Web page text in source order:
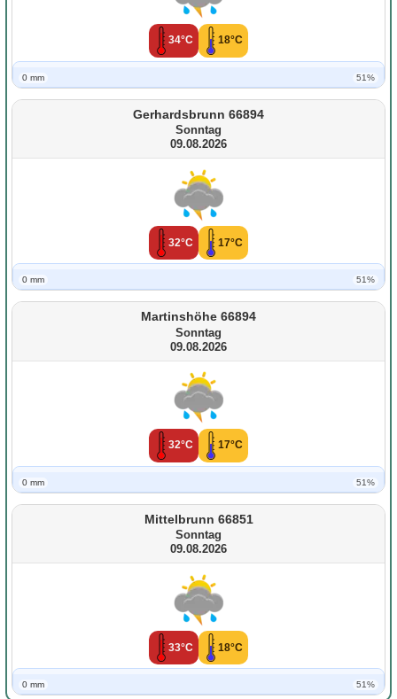
34°C 18°C
0 mm 51%
Gerhardsbrunn 66894
Sonntag
09.08.2026
32°C 17°C
0 mm 51%
Martinshöhe 66894
Sonntag
09.08.2026
32°C 17°C
0 mm 51%
Mittelbrunn 66851
Sonntag
09.08.2026
33°C 18°C
0 mm 51%